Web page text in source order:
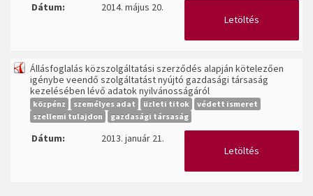
Dátum:
2014. május 20.
Letöltés
Állásfoglalás közszolgáltatási szerződés alapján kötelezően
igénybe veendő szolgáltatást nyújtó gazdasági társaság
kezelésében lévő adatok nyilvánosságáról
közpénz személyes adat üzleti titok
védett ismeret
szellemi tulajdon
gazdasági társaság
Dátum:
2013. január 21.
Letöltés